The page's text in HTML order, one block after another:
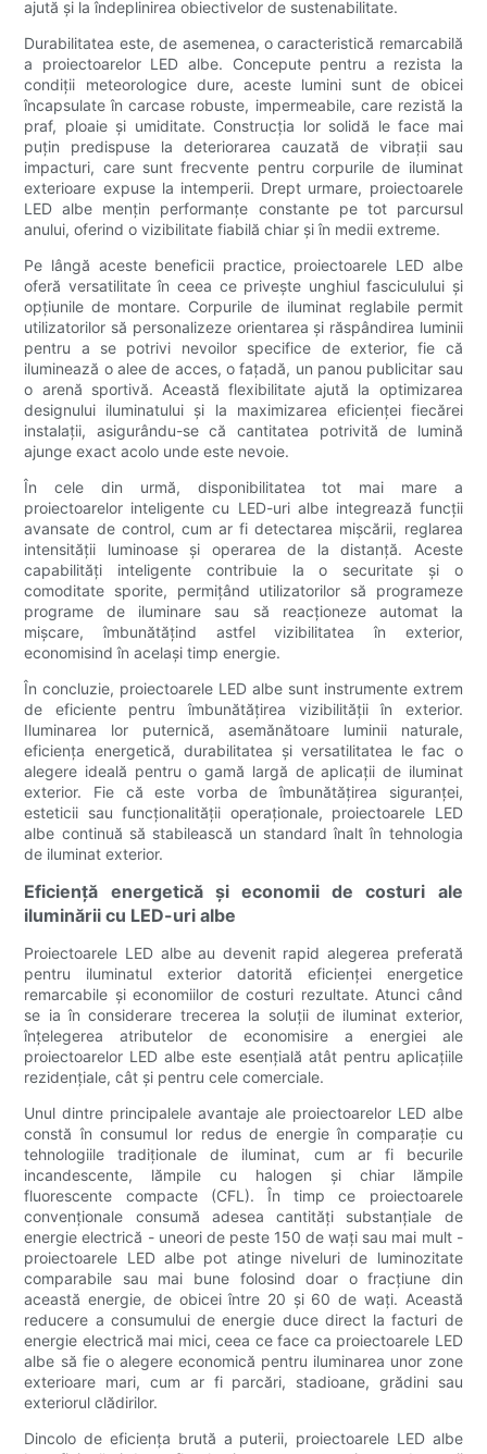
ajută și la îndeplinirea obiectivelor de sustenabilitate.
Durabilitatea este, de asemenea, o caracteristică remarcabilă
a proiectoarelor LED albe. Concepute pentru a rezista la
condiții meteorologice dure, aceste lumini sunt de obicei
încapsulate în carcase robuste, impermeabile, care rezistă la
praf, ploaie și umiditate. Construcția lor solidă le face mai
puțin predispuse la deteriorarea cauzată de vibrații sau
impacturi, care sunt frecvente pentru corpurile de iluminat
exterioare expuse la intemperii. Drept urmare, proiectoarele
LED albe mențin performanțe constante pe tot parcursul
anului, oferind o vizibilitate fiabilă chiar și în medii extreme.
Pe lângă aceste beneficii practice, proiectoarele LED albe
oferă versatilitate în ceea ce privește unghiul fasciculului și
opțiunile de montare. Corpurile de iluminat reglabile permit
utilizatorilor să personalizeze orientarea și răspândirea luminii
pentru a se potrivi nevoilor specifice de exterior, fie că
iluminează o alee de acces, o fațadă, un panou publicitar sau
o arenă sportivă. Această flexibilitate ajută la optimizarea
designului iluminatului și la maximizarea eficienței fiecărei
instalații, asigurându-se că cantitatea potrivită de lumină
ajunge exact acolo unde este nevoie.
În cele din urmă, disponibilitatea tot mai mare a
proiectoarelor inteligente cu LED-uri albe integrează funcții
avansate de control, cum ar fi detectarea mișcării, reglarea
intensității luminoase și operarea de la distanță. Aceste
capabilități inteligente contribuie la o securitate și o
comoditate sporite, permițând utilizatorilor să programeze
programe de iluminare sau să reacționeze automat la
mișcare, îmbunătățind astfel vizibilitatea în exterior,
economisind în același timp energie.
În concluzie, proiectoarele LED albe sunt instrumente extrem
de eficiente pentru îmbunătățirea vizibilității în exterior.
Iluminarea lor puternică, asemănătoare luminii naturale,
eficiența energetică, durabilitatea și versatilitatea le fac o
alegere ideală pentru o gamă largă de aplicații de iluminat
exterior. Fie că este vorba de îmbunătățirea siguranței,
esteticii sau funcționalității operaționale, proiectoarele LED
albe continuă să stabilească un standard înalt în tehnologia
de iluminat exterior.
Eficiență energetică și economii de costuri ale
iluminării cu LED-uri albe
Proiectoarele LED albe au devenit rapid alegerea preferată
pentru iluminatul exterior datorită eficienței energetice
remarcabile și economiilor de costuri rezultate. Atunci când
se ia în considerare trecerea la soluții de iluminat exterior,
înțelegerea atributelor de economisire a energiei ale
proiectoarelor LED albe este esențială atât pentru aplicațiile
rezidențiale, cât și pentru cele comerciale.
Unul dintre principalele avantaje ale proiectoarelor LED albe
constă în consumul lor redus de energie în comparație cu
tehnologiile tradiționale de iluminat, cum ar fi becurile
incandescente, lămpile cu halogen și chiar lămpile
fluorescente compacte (CFL). În timp ce proiectoarele
convenționale consumă adesea cantități substanțiale de
energie electrică - uneori de peste 150 de wați sau mai mult -
proiectoarele LED albe pot atinge niveluri de luminozitate
comparabile sau mai bune folosind doar o fracțiune din
această energie, de obicei între 20 și 60 de wați. Această
reducere a consumului de energie duce direct la facturi de
energie electrică mai mici, ceea ce face ca proiectoarele LED
albe să fie o alegere economică pentru iluminarea unor zone
exterioare mari, cum ar fi parcări, stadioane, grădini sau
exteriorul clădirilor.
Dincolo de eficiența brută a puterii, proiectoarele LED albe